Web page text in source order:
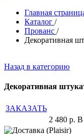
Главная
Каталог /
Прованс /
Декоративная
Назад в категорию
Декоративная
ЗАКАЗАТЬ
2 480 р. В